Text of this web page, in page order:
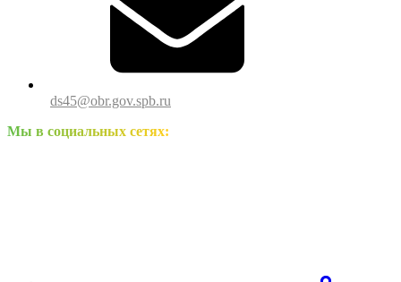
ds45@obr.gov.spb.ru
Мы в социальных сетях: